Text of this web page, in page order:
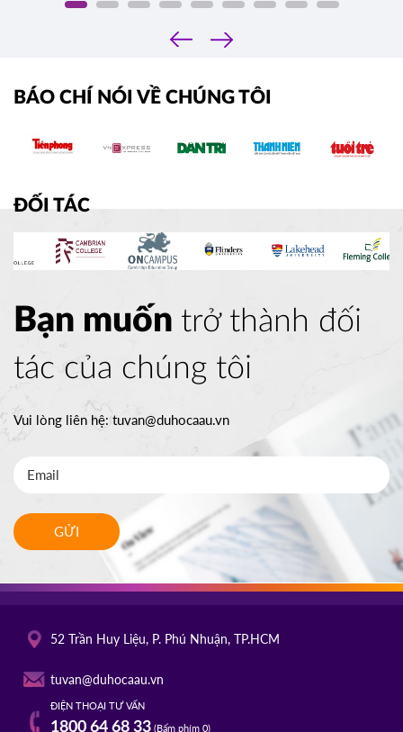
‹
›
BÁO CHÍ NÓI VỀ CHÚNG TÔI
ĐỐI TÁC
Bạn muốn trở thành đối
tác của chúng tôi
Vui lòng liên hệ: tuvan@duhocaau.vn
GỬI
52 Trần Huy Liệu, P. Phú Nhuận, TP.HCM
tuvan@duhocaau.vn
ĐIỆN THOẠI TƯ VẤN
1800 64 68 33(Bấm phím 0)